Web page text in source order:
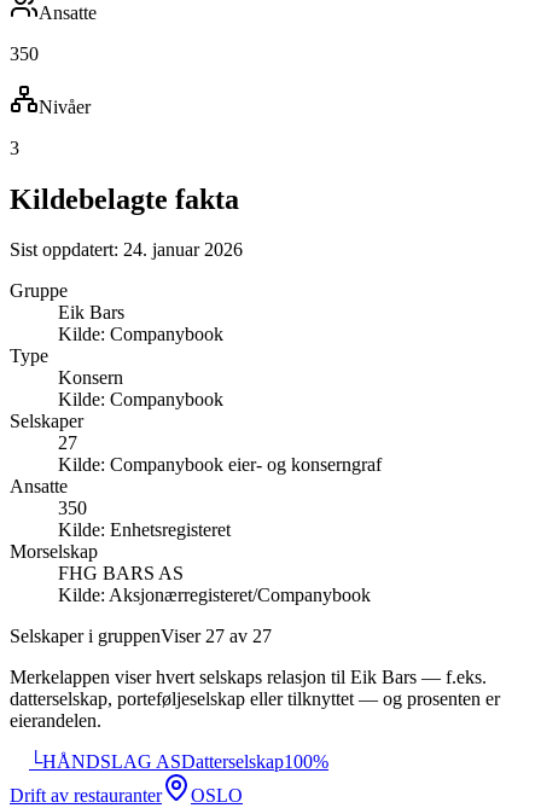
Ansatte
350
Nivåer
3
Kildebelagte fakta
Sist oppdatert: 24. januar 2026
Gruppe
Eik Bars
Kilde: Companybook
Type
Konsern
Kilde: Companybook
Selskaper
27
Kilde: Companybook eier- og konserngraf
Ansatte
350
Kilde: Enhetsregisteret
Morselskap
FHG BARS AS
Kilde: Aksjonærregisteret/Companybook
Selskaper i gruppenViser27 av 27
Merkelappen viser hvert selskaps relasjon til Eik Bars — f.eks.
datterselskap, porteføljeselskap eller tilknyttet — og prosenten er
eierandelen.
└HÅNDSLAG ASDatterselskap100%
Drift av restauranter
OSLO